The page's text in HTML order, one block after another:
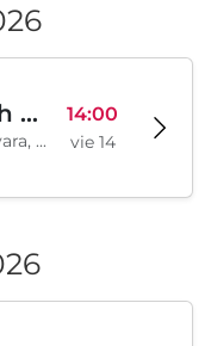
BLVKCAT Beach Festival 2026, Wake up Varvara
Wake UP Varvara, Varvara, BG
14:00
vie 14